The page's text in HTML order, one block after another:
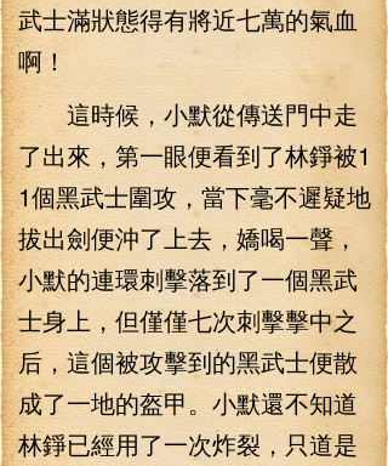
武士滿狀態得有將近七萬的氣血
啊！
這時候，小默從傳送門中走
了出來，第一眼便看到了林錚被1
1個黑武士圍攻，當下毫不遲疑地
拔出劍便沖了上去，嬌喝一聲，
小默的連環刺擊落到了一個黑武
士身上，但僅僅七次刺擊擊中之
后，這個被攻擊到的黑武士便散
成了一地的盔甲。小默還不知道
林錚已經用了一次炸裂，只道是